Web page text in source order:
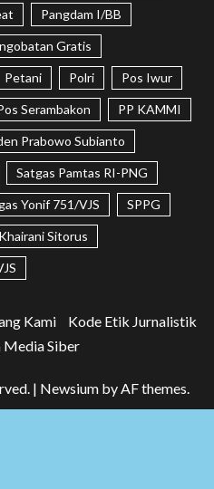
Pangdam I/BB
Gratis
Petani Polri Pos Iwur
Serambakon PP KAMMI
Prabowo Subianto
Satgas Pamtas RI-PNG
Yonif 751/VJS SPPG
Sitorus
Kami
Kode Etik Jurnalistik
Media Siber
| Newsium by AF themes.